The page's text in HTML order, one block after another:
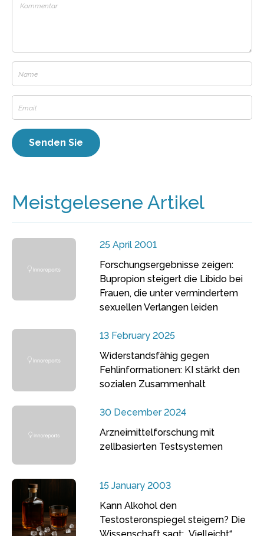
Meistgelesene Artikel
25 April 2001
Forschungsergebnisse zeigen:
Bupropion steigert die Libido bei
Frauen, die unter vermindertem
sexuellen Verlangen leiden
13 February 2025
Widerstandsfähig gegen
Fehlinformationen: KI stärkt den
sozialen Zusammenhalt
30 December 2024
Arzneimittelforschung mit
zellbasierten Testsystemen
15 January 2003
Kann Alkohol den
Testosteronspiegel steigern? Die
Wissenschaft sagt: „Vielleicht“